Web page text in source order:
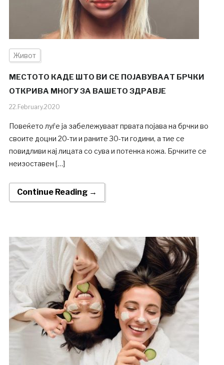
Живот
МЕСТОТО КАДЕ ШТО ВИ СЕ ПОЈАВУВААТ БРЧКИ
ОТКРИВА МНОГУ ЗА ВАШЕТО ЗДРАВЈЕ
22.February.2020
Повеќето луѓе ја забележуваат првата појава на брчки во
своите доцни 20-ти и раните 30-ти години, а тие се
повидливи кај лицата со сува и потенка кожа. Брчките се
неизоставен […]
Continue Reading →